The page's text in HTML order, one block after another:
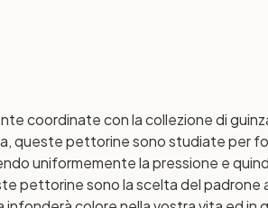
coordinate con la collezione di
queste pettorine sono studiate per
uniformemente la pressione e
pettorine sono la scelta del padrone